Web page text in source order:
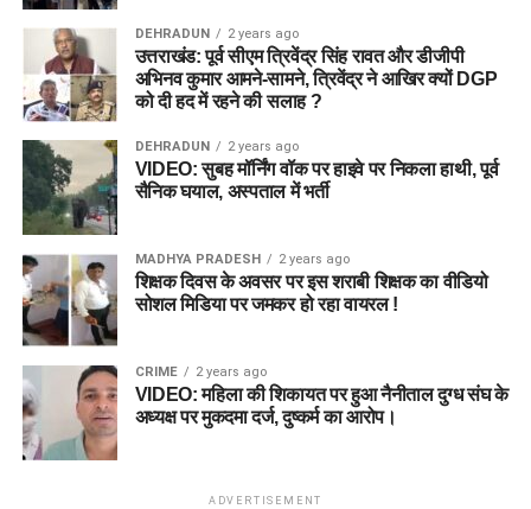
DEHRADUN 2 years ago
उत्तराखंड: पूर्व सीएम त्रिवेंद्र सिंह रावत और डीजीपी
अभिनव कुमार आमने-सामने, त्रिवेंद्र ने आखिर क्यों DGP
को दी हद में रहने की सलाह ?
DEHRADUN 2 years ago
VIDEO: सुबह मॉर्निंग वॉक पर हाइवे पर निकला हाथी, पूर्व
सैनिक घयाल, अस्पताल में भर्ती
MADHYA PRADESH 2 years ago
शिक्षक दिवस के अवसर पर इस शराबी शिक्षक का वीडियो
सोशल मिडिया पर जमकर हो रहा वायरल !
CRIME 2 years ago
VIDEO: महिला की शिकायत पर हुआ नैनीताल दुग्ध संघ के
अध्यक्ष पर मुकदमा दर्ज, दुष्कर्म का आरोप।
ADVERTISEMENT